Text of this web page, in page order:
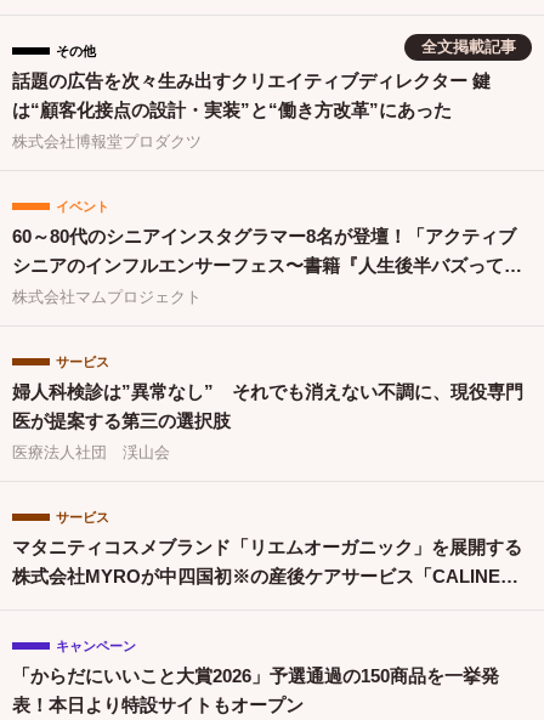
全文掲載記事
その他
話題の広告を次々生み出すクリエイティブディレクター 鍵
は“顧客化接点の設計・実装”と“働き方改革”にあった
株式会社博報堂プロダクツ
イベント
60～80代のシニアインスタグラマー8名が登壇！「アクティブ
シニアのインフルエンサーフェス〜書籍『人生後半バズってま
す！』出版祝〜」を開催
株式会社マムプロジェクト
サービス
婦人科検診は”異常なし” それでも消えない不調に、現役専門
医が提案する第三の選択肢
医療法人社団 渓山会
サービス
マタニティコスメブランド「リエムオーガニック」を展開する
株式会社MYROが中四国初※の産後ケアサービス「CALINE」
キャンペーン
「からだにいいこと大賞2026」予選通過の150商品を一挙発
表！本日より特設サイトもオープン